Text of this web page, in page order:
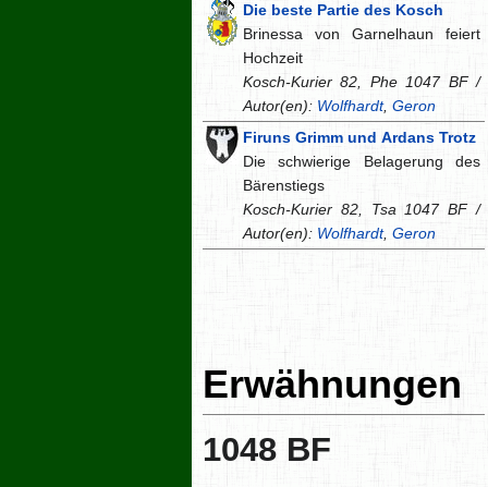
Die beste Partie des Kosch
Brinessa von Garnelhaun feiert
Hochzeit
Kosch-Kurier 82, Phe 1047 BF /
Autor(en): Wolfhardt, Geron
Firuns Grimm und Ardans Trotz
Die schwierige Belagerung des
Bärenstiegs
Kosch-Kurier 82, Tsa 1047 BF /
Autor(en): Wolfhardt, Geron
Erwähnungen
1048 BF